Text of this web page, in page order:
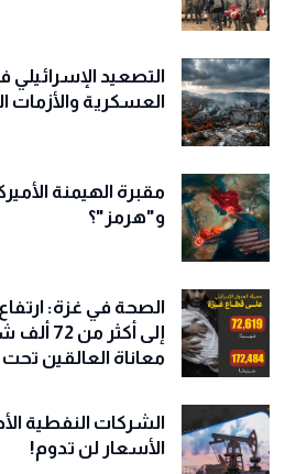
التصعيد الإسرائيلي
العسكرية والأزمات
مقبرة الهيمنة
و"هرمز"؟
الصحة في غزة:
إلى
معاناة العالقين
الشركات النفطية
الأسعار لن تدوم!